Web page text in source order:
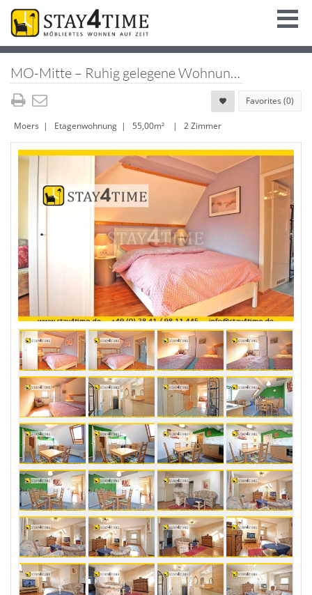
MO-Mitte – Ruhig gelegene Wohnung direkt in der City mit Gartennutzung und WLan
Favorites (0)
Moers | Etagenwohnung | 55,00m² | 2 Zimmer